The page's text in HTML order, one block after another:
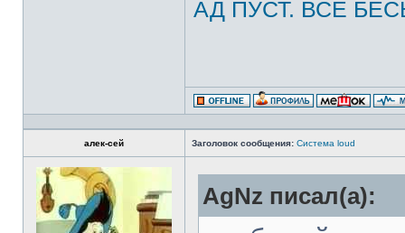
АД ПУСТ. ВСЕ
алек-сей Заголовок сообщения: Система loud
AgNz писал(а):